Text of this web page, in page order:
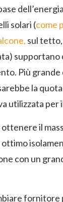
solari (come
sul
supportano
Più grande
la
utilizzata per
ottenere il
ottimo
con un
fornitore